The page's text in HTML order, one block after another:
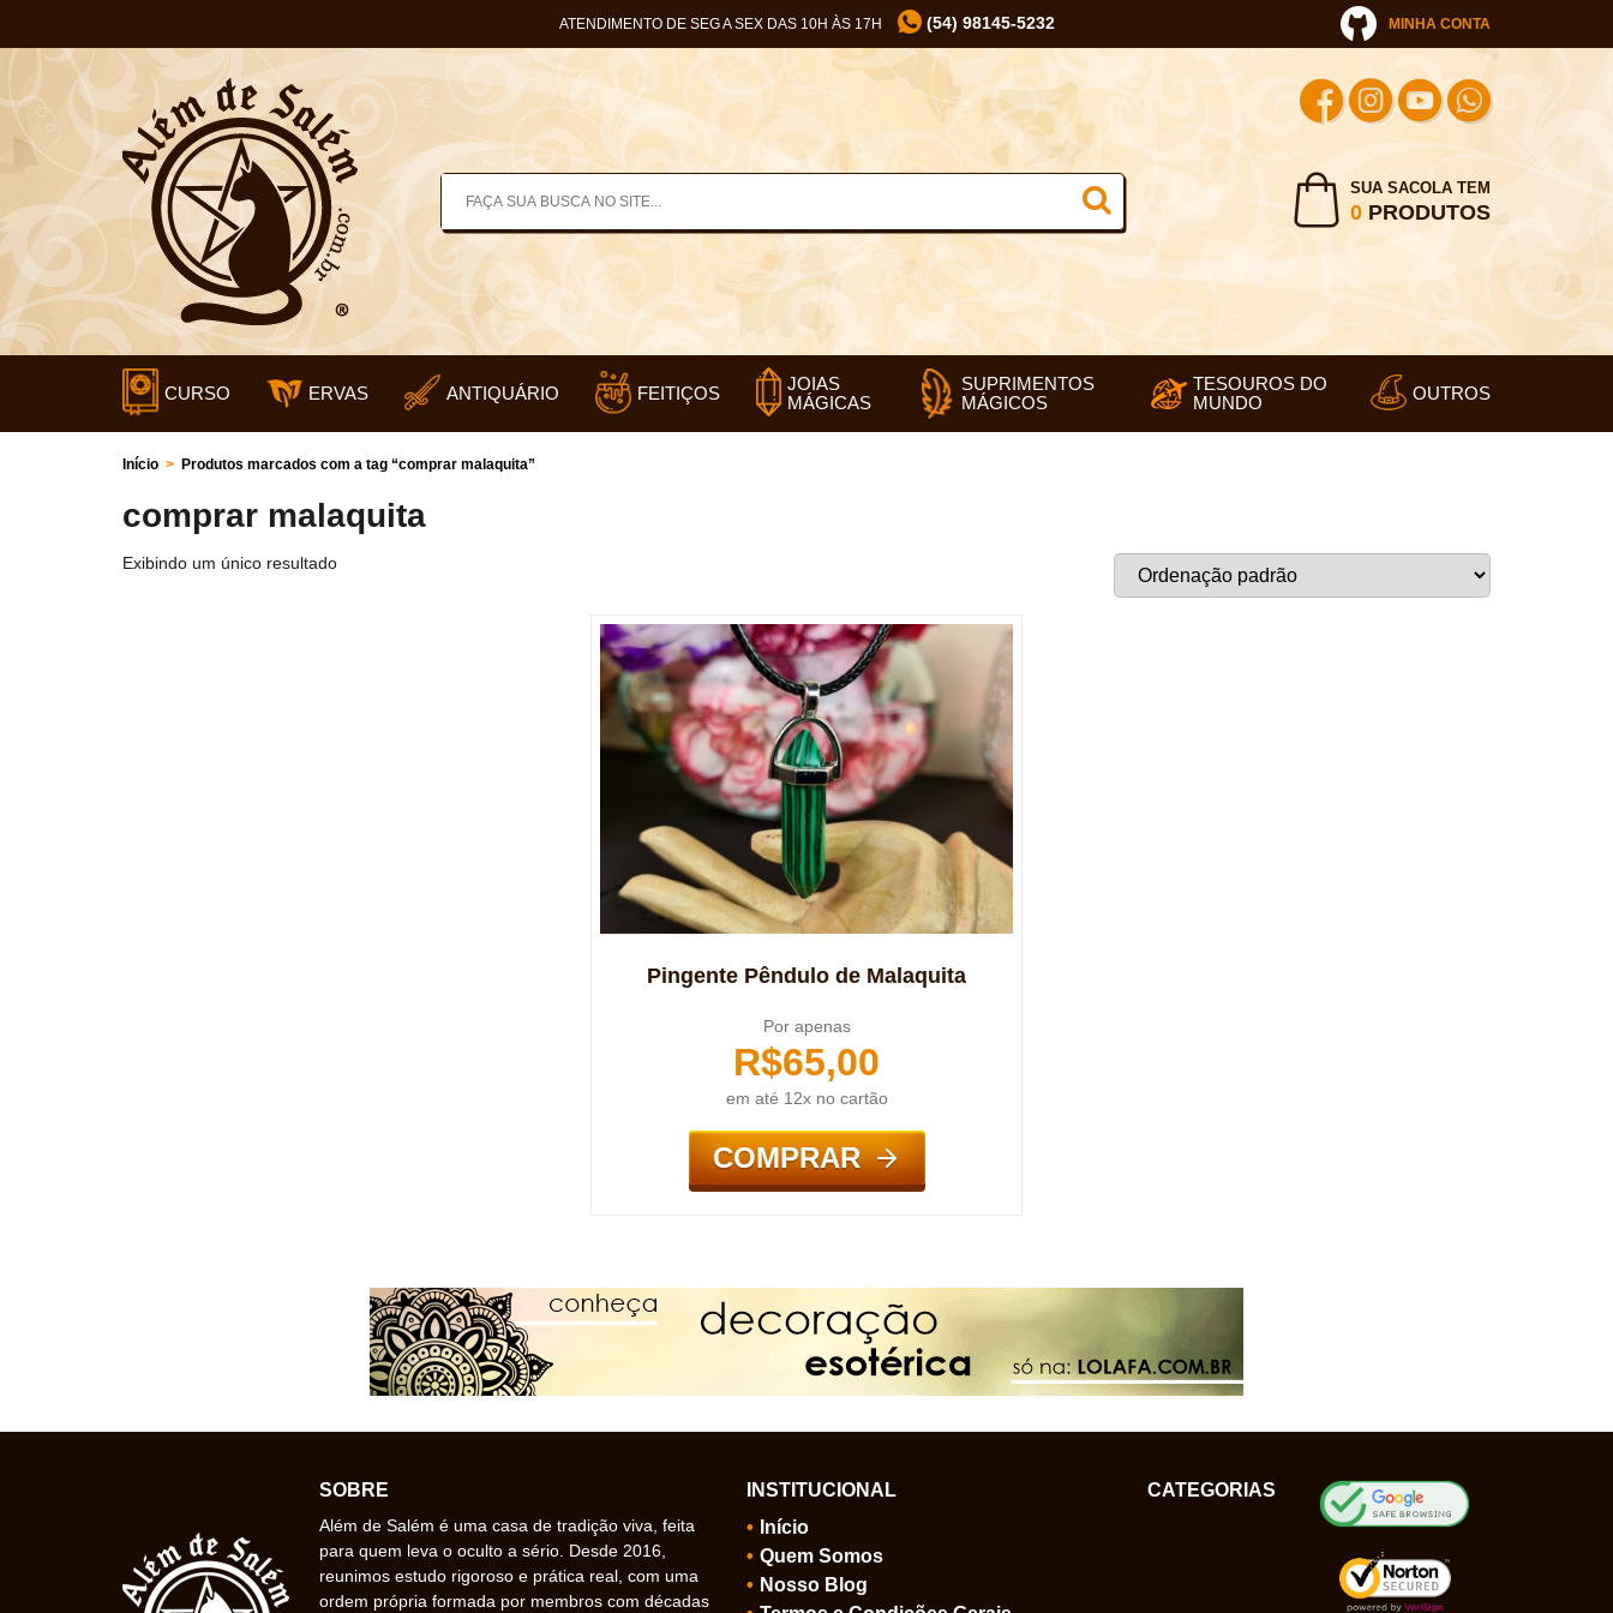
ATENDIMENTO DE SEG A SEX DAS 10H ÀS 17H (54) 98145-5232 MINHA CONTA
SUA SACOLA TEM
0PRODUTOS
CURSO ERVAS ANTIQUÁRIO FEITIÇOS
JOIAS
MÁGICAS
SUPRIMENTOS
MÁGICOS
TESOUROS DO
MUNDO
OUTROS
Início > Produtos marcados com a tag “comprar malaquita”
comprar malaquita
Exibindo um único resultado
Pingente Pêndulo de Malaquita
Por apenas
R$65,00
em até 12x no cartão
COMPRAR
SOBRE
Além de Salém é uma casa de tradição viva, feita
para quem leva o oculto a sério. Desde 2016,
reunimos estudo rigoroso e prática real, com uma
ordem própria formada por membros com décadas
INSTITUCIONAL
Início
Quem Somos
Nosso Blog
CATEGORIAS